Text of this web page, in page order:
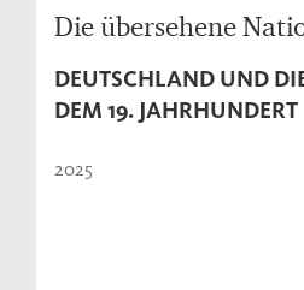
Die übersehene
DEUTSCHLAND UND
DEM 19. JAHRHUNDERT
2025